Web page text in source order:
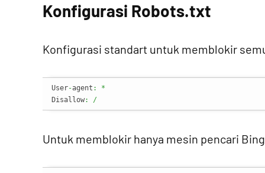
Konfigurasi Robots.txt
Konfigurasi standart untuk memblokir
User-agent :
*
Disallow: /
Untuk memblokir hanya mesin pencari Bing